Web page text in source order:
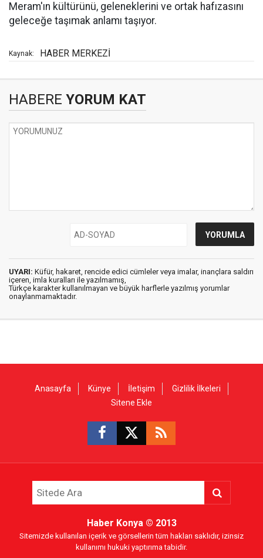
Meram'ın kültürünü, geleneklerini ve ortak hafızasını
geleceğe taşımak anlamı taşıyor.
Kaynak: HABER MERKEZİ
HABERE YORUM KAT
UYARI: Küfür, hakaret, rencide edici cümleler veya imalar, inançlara saldırı
içeren, imla kuralları ile yazılmamış,
Türkçe karakter kullanılmayan ve büyük harflerle yazılmış yorumlar
onaylanmamaktadır.
Anasayfa Künye İletişim
Gizlilik İlkeleri
Sitene Ekle
Haber Konya© 2013
Sitemizde kullanılan içerik ve görsellerin tüm hakları saklıdır, izinsiz
kullanımı hukuki yaptırıma tabidir.